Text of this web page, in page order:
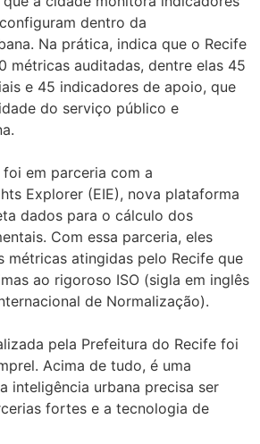
dentro da
Na prática, indica que o Recife
métricas auditadas, dentre elas 45
e 45 indicadores de apoio, que
do serviço público e
em parceria com a
Explorer (EIE), nova plataforma
dados para o cálculo dos
Com essa parceria, eles
métricas atingidas pelo Recife que
ao rigoroso ISO (sigla em inglês
de Normalização).
pela Prefeitura do Recife foi
Acima de tudo, é uma
inteligência urbana precisa ser
fortes e a tecnologia de